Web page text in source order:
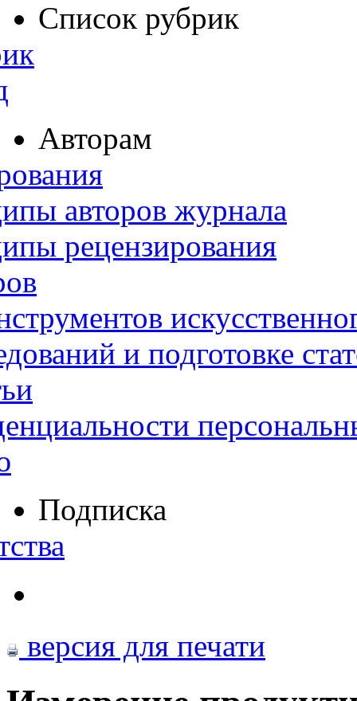
Список рубрик
Авторам
авторов журнала
рецензирования
и подготовке
Подписка
версия для печати